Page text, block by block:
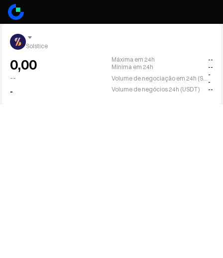
Solstice
0,00
--
-
Máxima em 24h
--
Mínima em 24h
--
-
-
Volume de negócios 24h (USDT)
--